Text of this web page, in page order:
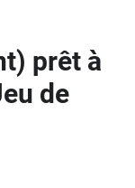
prêt à
de